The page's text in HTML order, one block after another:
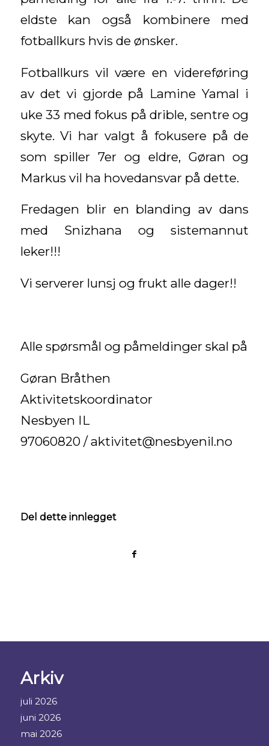
eldste kan også kombinere med
fotballkurs hvis de ønsker.
Fotballkurs vil være en videreføring
av det vi gjorde på Lamine Yamal i
uke 33 med fokus på drible, sentre og
skyte. Vi har valgt å fokusere på de
som spiller 7er og eldre, Gøran og
Markus vil ha hovedansvar på dette.
Fredagen blir en blanding av dans
med Snizhana og sistemannut
leker!!!
Vi serverer lunsj og frukt alle dager!!
Alle spørsmål og påmeldinger skal på
Gøran Bråthen
Aktivitetskoordinator
Nesbyen IL
97060820 / aktivitet@nesbyenil.no
Del dette innlegget
Arkiv
juli 2026
juni 2026
mai 2026